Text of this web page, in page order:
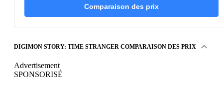
Comparaison des prix
DIGIMON STORY: TIME STRANGER COMPARAISON DES PRIX
Advertisement
SPONSORISÉ